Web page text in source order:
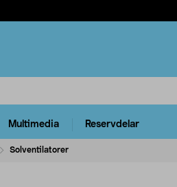
Multimedia Reservdelar
Solventilatorer